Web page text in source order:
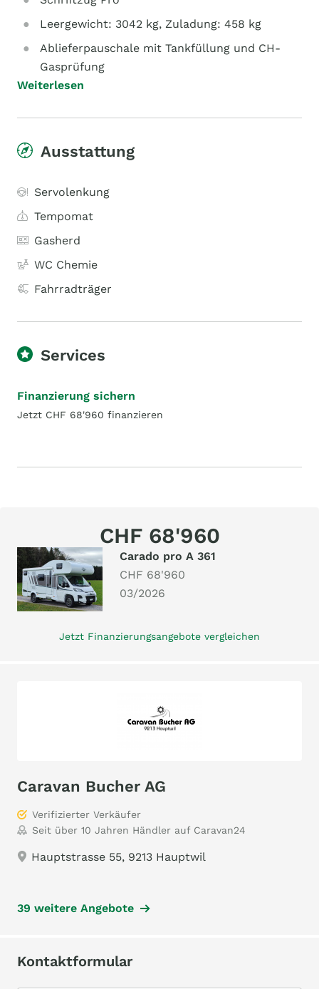
Leergewicht: 3042 kg, Zuladung: 458 kg
Ablieferpauschale mit Tankfüllung und CH-
Gasprüfung
Weiterlesen
Ausstattung
Servolenkung
Tempomat
Gasherd
WC Chemie
Fahrradträger
Services
Finanzierung sichern
Jetzt CHF 68'960 finanzieren
CHF 68'960
Carado pro A 361
CHF 68'960
03/2026
Jetzt Finanzierungsangebote vergleichen
Caravan Bucher AG
Verifizierter Verkäufer
Seit über 10 Jahren Händler auf Caravan24
Hauptstrasse 55, 9213 Hauptwil
39 weitere Angebote
Kontaktformular